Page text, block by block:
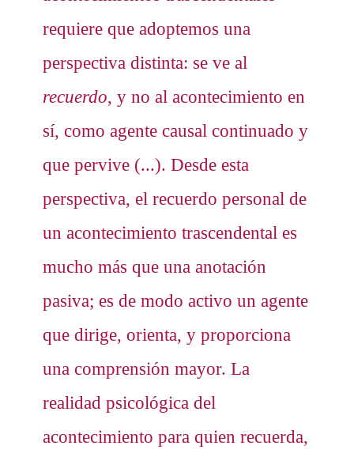
requiere que adoptemos una
perspectiva distinta: se ve al
recuerdo, y no al acontecimiento en
sí, como agente causal continuado y
que pervive (...). Desde esta
perspectiva, el recuerdo personal de
un acontecimiento trascendental es
mucho más que una anotación
pasiva; es de modo activo un agente
que dirige, orienta, y proporciona
una comprensión mayor. La
realidad psicológica del
acontecimiento para quien recuerda,